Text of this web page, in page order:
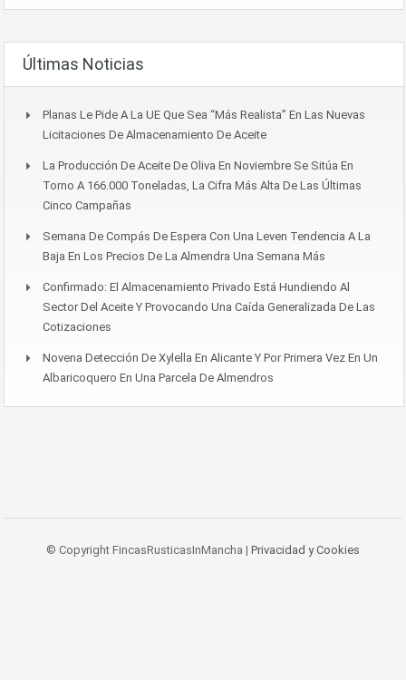
Últimas Noticias
Planas Le Pide A La UE Que Sea “más Realista” En Las Nuevas
Licitaciones De Almacenamiento De Aceite
La Producción De Aceite De Oliva En Noviembre Se Sitúa En
Torno A 166.000 Toneladas, La Cifra Más Alta De Las Últimas
Cinco Campañas
Semana De Compás De Espera Con Una Leven Tendencia A La
Baja En Los Precios De La Almendra Una Semana Más
Confirmado: El Almacenamiento Privado Está Hundiendo Al
Sector Del Aceite Y Provocando Una Caída Generalizada De Las
Cotizaciones
Novena Detección De Xylella En Alicante Y Por Primera Vez En Un
Albaricoquero En Una Parcela De Almendros
© Copyright FincasRusticasInMancha | Privacidad y Cookies